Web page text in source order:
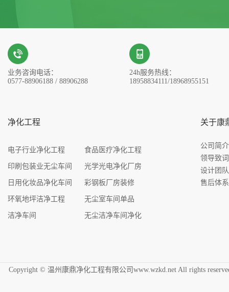
业务咨询电话：
0577-88906188 / 88906288
24h服务热线：
18958834111/18968955151
净化工程
电子行业净化工程 食品医疗净化工程
印刷包装业无尘车间 光学光电净化厂房
日用化妆品净化车间 彩钢板厂房装修
环氧地坪洁净工程 无尘室车间单品
洁净车间 无尘洁净车间净化
关于康
公司简介
领导致词
设计团队
售后体系
Copyright © 温州康鼎净化工程有限公司www.wzkd.net All rights